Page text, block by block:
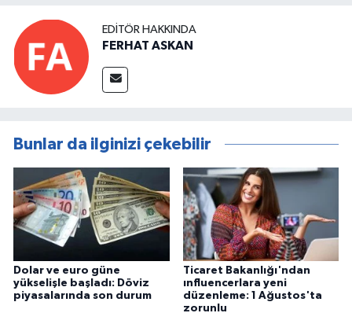
EDITÖR HAKKINDA
FERHAT ASKAN
Bunlar da ilginizi çekebilir
Dolar ve euro güne
yükselişle başladı: Döviz
piyasalarında son durum
Ticaret Bakanlığı'ndan
ınfluencerlara yeni
düzenleme: 1 Ağustos'ta
zorunlu